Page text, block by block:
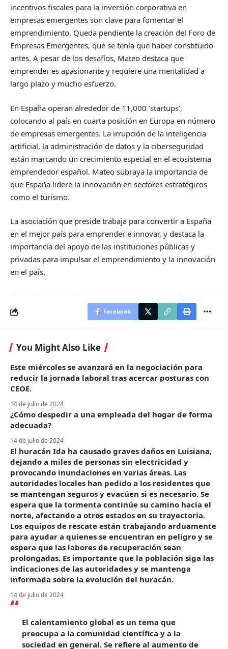
incentivos fiscales para la inversión corporativa en
empresas emergentes son clave para fomentar el
emprendimiento. Queda pendiente la creación del Foro de
Empresas Emergentes, que se tenía que haber constituido
antes. A pesar de los desafíos, Mateo destaca que
emprender es apasionante y requiere una mentalidad a
largo plazo y mucho esfuerzo.
En España operan alrededor de 11,000 ‘startups’,
colocando al país en cuarta posición en Europa en número
de empresas emergentes. La irrupción de la inteligencia
artificial, la administración de datos y la ciberseguridad
están marcando un crecimiento especial en el ecosistema
emprendedor español. Mateo subraya la importancia de
que España lidere la innovación en sectores estratégicos
como el turismo.
La asociación que preside trabaja para convertir a España
en el mejor país para emprender e innovar, y destaca la
importancia del apoyo de las instituciones públicas y
privadas para impulsar el emprendimiento y la innovación
en el país.
Facebook
You Might Also Like
Este miércoles se avanzará en la negociación para
reducir la jornada laboral tras acercar posturas con
CEOE.
14 de julio de 2024
¿Cómo despedir a una empleada del hogar de forma
adecuada?
14 de julio de 2024
El huracán Ida ha causado graves daños en Luisiana,
dejando a miles de personas sin electricidad y
provocando inundaciones en varias áreas. Las
autoridades locales han pedido a los residentes que
se mantengan seguros y evacúen si es necesario. Se
espera que la tormenta continúe su camino hacia el
norte, afectando a otros estados en su trayectoria.
Los equipos de rescate están trabajando arduamente
para ayudar a quienes se encuentran en peligro y se
espera que las labores de recuperación sean
prolongadas. Es importante que la población siga las
indicaciones de las autoridades y se mantenga
informada sobre la evolución del huracán.
14 de julio de 2024
El calentamiento global es un tema que
preocupa a la comunidad científica y a la
sociedad en general. Se refiere al aumento de